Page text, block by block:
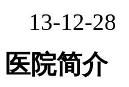
13-12-28
医院简介